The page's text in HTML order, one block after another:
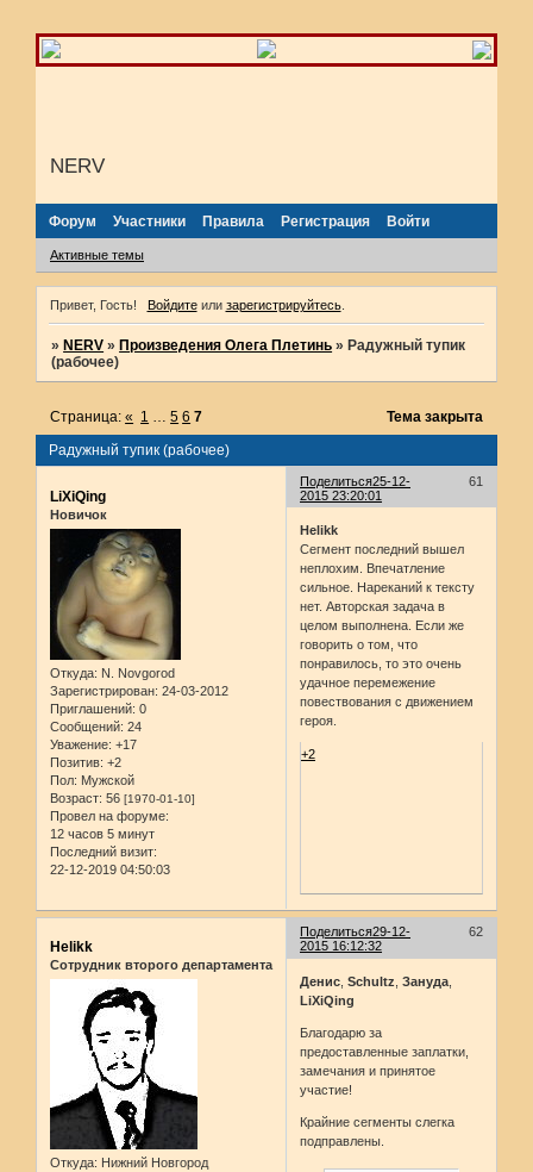
NERV
Форум Участники Правила Регистрация Войти
Активные темы
Привет, Гость! Войдитеили зарегистрируйтесь.
»NERV »Произведения Олега Плетинь »Радужный тупик
(рабочее)
Радужный тупик (рабочее)
Страница:« 1 … 5 6 7 Тема закрыта
Поделиться 61
25-12-
2015 23:20:01
LiXiQing
Новичок
Откуда: N. Novgorod
Зарегистрирован: 24-03-2012
Приглашений: 0
Сообщений: 24
Уважение: +17
Позитив: +2
Пол: Мужской
Возраст: 56 [1970-01-10]
Провел на форуме:
12 часов 5 минут
Последний визит:
22-12-2019 04:50:03
Helikk
Сегмент последний вышел
неплохим. Впечатление
сильное. Нареканий к тексту
нет. Авторская задача в
целом выполнена. Если же
говорить о том, что
понравилось, то это очень
удачное перемежение
повествования с движением
героя.
+2
Поделиться 62
29-12-
2015 16:12:32
Helikk
Сотрудник второго департамента
Откуда: Нижний Новгород
Денис ,Schultz ,Зануда
LiXiQing
Благодарю за
предоставленные заплатки,
замечания и принятое
участие!
Крайние сегменты слегка
подправлены.